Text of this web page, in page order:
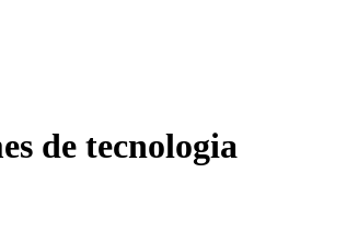
de tecnologia